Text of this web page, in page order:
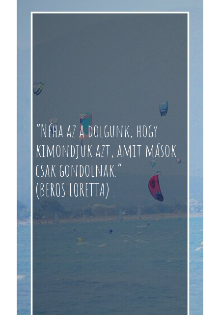
“Néha az a dolgunk, hogy
kimondjuk azt, amit mások
csak gondolnak.”
(BEROS LORETTA)